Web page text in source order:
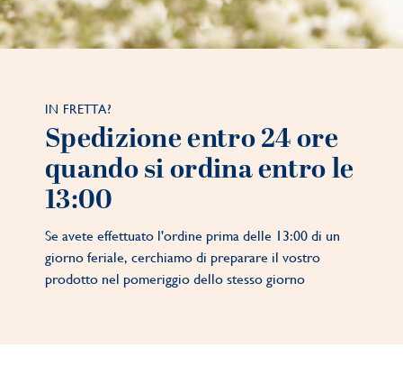
IN FRETTA?
Spedizione entro 24 ore
quando si ordina entro le
13:00
Se avete effettuato l'ordine prima delle 13:00 di un
giorno feriale, cerchiamo di preparare il vostro
prodotto nel pomeriggio dello stesso giorno